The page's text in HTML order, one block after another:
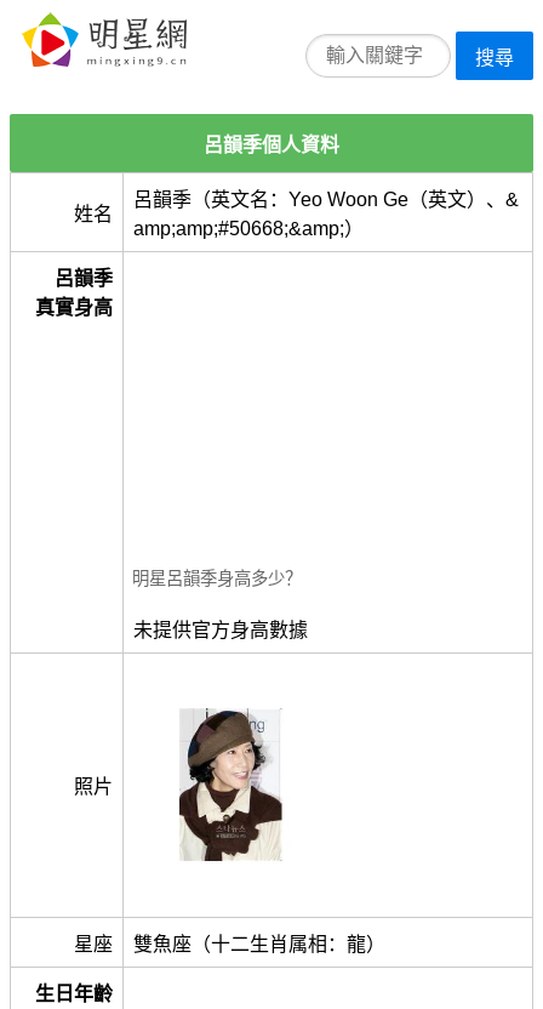
搜尋
呂韻季個人資料
姓名
呂韻季（英文名：Yeo Woon Ge（英文）、&
amp;amp;#50668;&amp;）
呂韻季
真實身高
明星呂韻季身高多少？
未提供官方身高數據
照片
星座 雙魚座（十二生肖属相：龍）
生日年齡